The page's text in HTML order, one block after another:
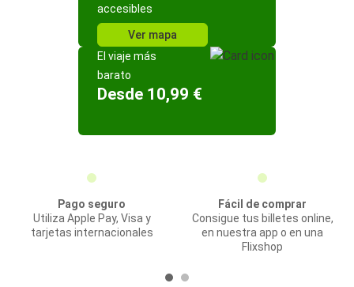
accesibles
Ver mapa
El viaje más
barato
Desde 10,99 €
Pago seguro
Utiliza Apple Pay, Visa y
tarjetas internacionales
Fácil de comprar
Consigue tus billetes online,
en nuestra app o en una
Flixshop